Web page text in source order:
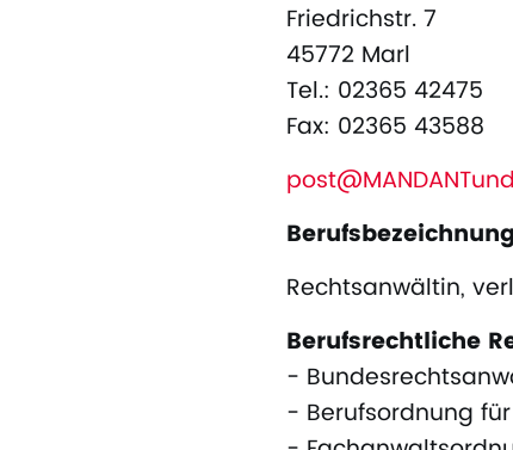
Fried­rich­str. 7
45772 Marl
Tel.: 02365 42475
Fax: 02365 43588
Rechtsanwältin,
Berufsrechtliche
-
- Berufsordnung